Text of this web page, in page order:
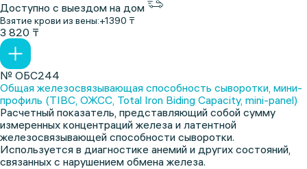
Доступно с выездом на дом
Взятие крови из вены:+1390 ₸
3 820 ₸
№ ОБС244
Общая железосвязывающая способность сыворотки, мини-
профиль (TIBC, ОЖСС, Total Iron Biding Capacity, mini-panel)
Расчетный показатель, представляющий собой сумму
измеренных концентраций железа и латентной
железосвязывающей способности сыворотки.
Используется в диагностике анемий и других состояний,
связанных с нарушением обмена железа.